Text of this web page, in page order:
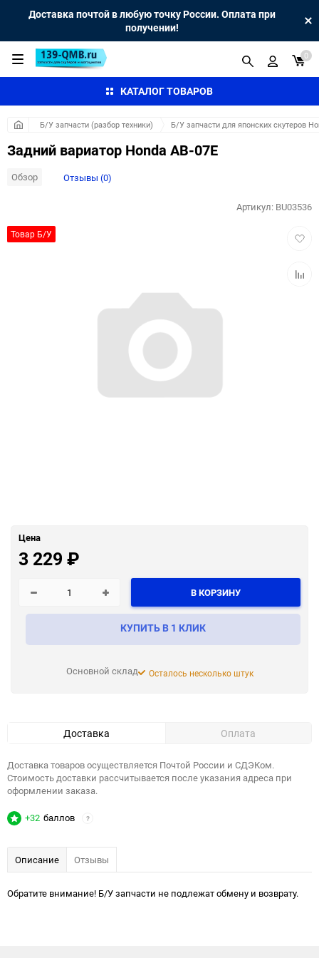
Доставка почтой в любую точку России. Оплата при
получении!
КАТАЛОГ ТОВАРОВ
0
Б/У запчасти (разбор техники) Б/У запчасти для японских скутеров
Задний вариатор Honda AB-07E
Обзор Отзывы (0)
Товар Б/У
Артикул: BU03536
Цена
3 229 ₽
В КОРЗИНУ
КУПИТЬ В 1 КЛИК
Основной склад Осталось несколько штук
Доставка Оплата
Доставка товаров осуществляется Почтой России и СДЭКом.
Стоимость доставки рассчитывается после указания адреса при
оформлении заказа.
+32 баллов ?
Описание Отзывы
Обратите внимание! Б/У запчасти не подлежат обмену и возврату.